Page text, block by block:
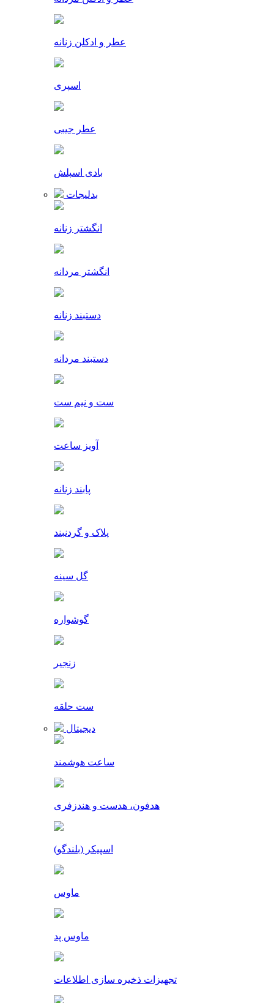
عطر و ادکلن زنانه
اسپری
عطر جیبی
بادی اسپلش
بدلیجات
انگشتر زنانه
انگشتر مردانه
دستبند زنانه
دستبند مردانه
ست و نیم ست
آویز ساعت
پابند زنانه
پلاک و گردنبند
گل سینه
گوشواره
زنجیر
ست حلقه
دیجیتال
ساعت هوشمند
هدفون، هدست و هندزفری
اسپیکر (بلندگو)
ماوس
ماوس پد
تجهیزات ذخیره سازی اطلاعات